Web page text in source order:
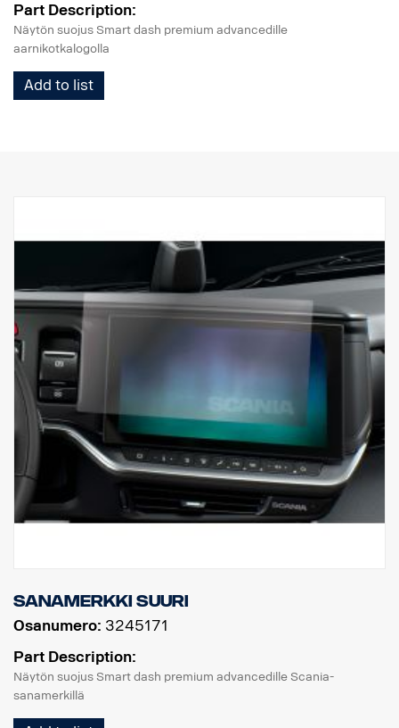
Part Description:
Näytön suojus Smart dash premium advancedille
aarnikotkalogolla
Add to list
Sanamerkki suuri
Osanumero: 3245171
Part Description:
Näytön suojus Smart dash premium advancedille Scania-
sanamerkillä